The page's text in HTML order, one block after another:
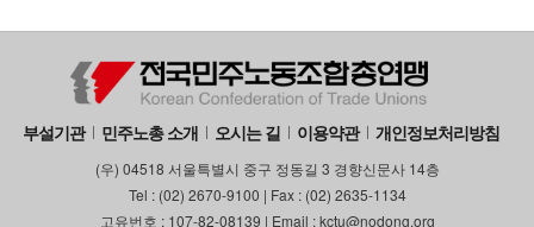
부설기관 민주노총 소개 오시는 길 이용약관 개인정보처리방침
(우) 04518 서울특별시 중구 정동길 3 경향신문사 14층
Tel : (02) 2670-9100 | Fax : (02) 2635-1134
고유번호 : 107-82-08139 | Email : kctu@nodong.org